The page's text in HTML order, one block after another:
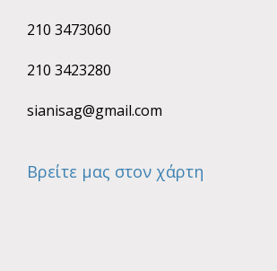
210 3473060
210 3423280
sianisag@gmail.com
Βρείτε μας στον χάρτη